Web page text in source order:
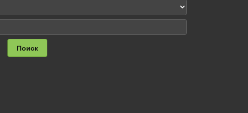
Поиск